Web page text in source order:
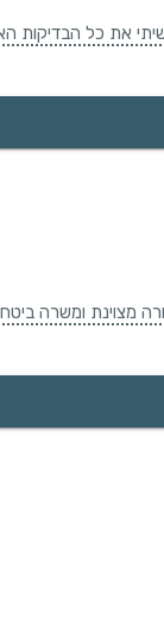
כדורים , וטיפולים וכלום לא
מצוינת ומשרה